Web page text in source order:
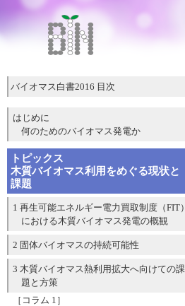
バイオマス白書2016 目次
はじめに
何のためのバイオマス発電か
トピックス
木質バイオマス利用をめぐる現状と
課題
1 再生可能エネルギー電力買取制度（FIT）
における木質バイオマス発電の概観
2 固体バイオマスの持続可能性
3 木質バイオマス熱利用拡大へ向けての課
題と方策
［コラム 1］